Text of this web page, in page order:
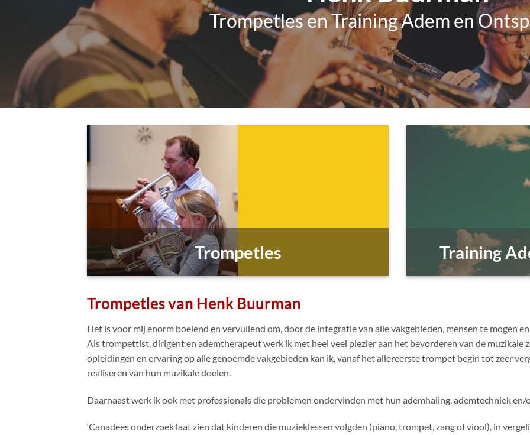
Trompetles en Training Adem en
Trompetles Training
Trompetles van Henk Buurman
Het is voor mij enorm boeiend en vervullend om, door de integratie van alle vakgebieden, mensen te mogen
Als trompettist, dirigent en ademtherapeut werk ik met heel veel plezier aan het bevorderen van de muzikale
opleidingen en ervaring op alle genoemde vakgebieden kan ik, vanaf het allereerste trompet begin tot zeer
realiseren van hun muzikale doelen.
Daarnaast werk ik ook met professionals die problemen ondervinden met hun ademhaling, ademtechniek en/
‘Canadees onderzoek laat zien dat kinderen die muzieklessen volgden (piano, trompet, zang of viool), in